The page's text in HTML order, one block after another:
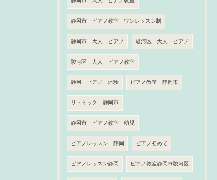
静岡市 ピアノ教室 ワンレッスン制
静岡市 大人 ピアノ 駿河区 大人 ピアノ
駿河区 大人 ピアノ教室
静岡 ピアノ 体験 ピアノ教室 静岡市
リトミック 静岡市
静岡市 ピアノ教室 幼児
ピアノレッスン 静岡 ピアノ初めて
ピアノレッスン静岡 ピアノ教室静岡市駿河区